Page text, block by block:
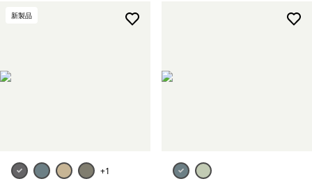
新製品
+1